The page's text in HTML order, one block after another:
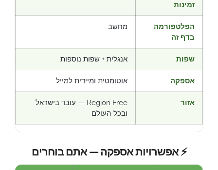
זמינות
הפלטפורמה
בדף זה
מחשב
שפות אנגלית + שפות נוספות
אספקה אוטומטית ומיידית למייל
אזור
Region Free — עובד בישראל
ובכל העולם
⚡ אפשרויות אספקה — אתם בוחרים